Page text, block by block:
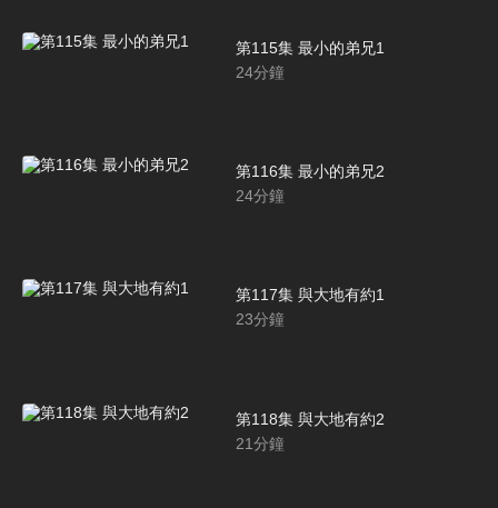
第115集 最小的弟兄1
24分鐘
第116集 最小的弟兄2
24分鐘
第117集 與大地有約1
23分鐘
第118集 與大地有約2
21分鐘